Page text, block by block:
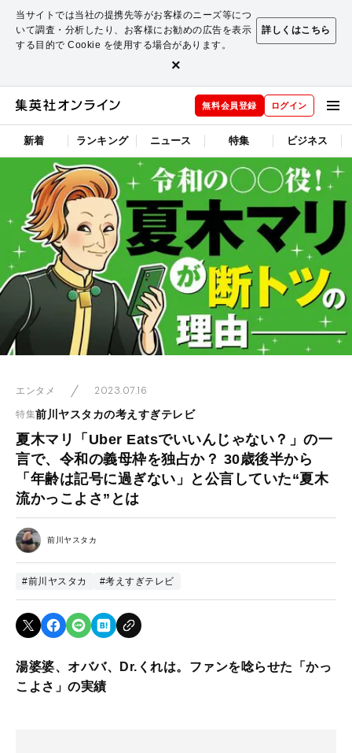
当サイトでは当社の提携先等がお客様のニーズ等につ
いて調査・分析したり、お客様にお勧めの広告を表示
する目的で Cookie を使用する場合があります。
詳しくはこちら
×
無料会員登録 ログイン
新着 ランキング ニュース 特集 ビジネス
エンタメ 2023.07.16
特集前川ヤスタカの考えすぎテレビ
夏木マリ「Uber Eatsでいいんじゃない？」の一
言で、令和の義母枠を独占か？ 30歳後半から
「年齢は記号に過ぎない」と公言していた“夏木
流かっこよさ”とは
前川ヤスタカ
#前川ヤスタカ #考えすぎテレビ
湯婆婆、オババ、Dr.くれは。ファンを唸らせた「かっ
こよさ」の実績